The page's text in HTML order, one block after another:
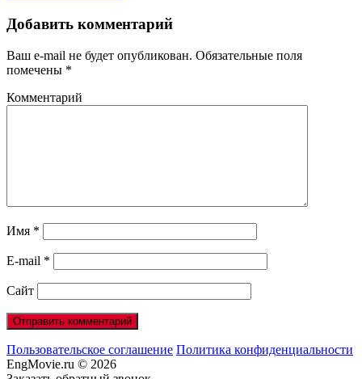
Добавить комментарий
Ваш e-mail не будет опубликован. Обязательные поля
помечены *
Комментарий
Имя *
E-mail *
Сайт
Пользовательское соглашение Политика конфиденциальности
EngMovie.ru © 2026